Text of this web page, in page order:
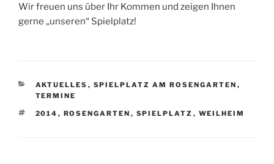
Wir freuen uns über Ihr Kommen und zeigen Ihnen
gerne „unseren“ Spielplatz!
KATEGORIEN
AKTUELLES , SPIELPLATZ AM ROSENGARTEN ,
TERMINE
SCHLAGWÖRTER
2014 , ROSENGARTEN , SPIELPLATZ , WEILHEIM